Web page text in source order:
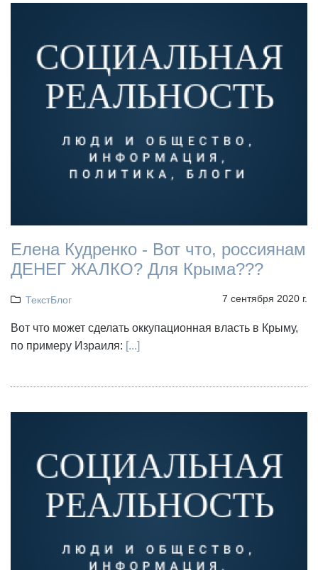
Елена Кудренко - Вот что, россиянам
ДЕНЕГ ЖАЛКО? Для Крыма???
ТекстБлог 7 сентября 2020 г.
Вот что может сделать оккупационная власть в Крыму,
по примеру Израиля: [...]